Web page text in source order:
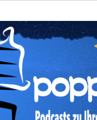
Ihrem Vergnügen